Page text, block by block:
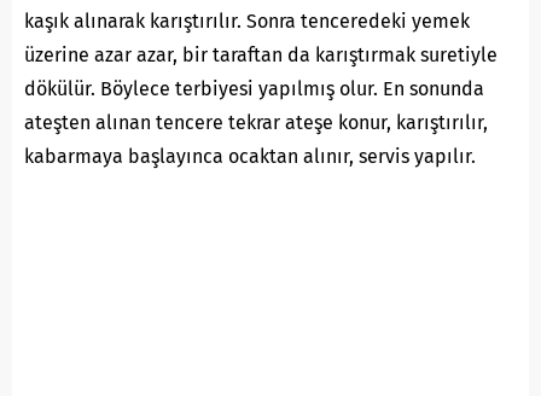
kaşık alınarak karıştırılır. Sonra tenceredeki yemek
üzerine azar azar, bir taraftan da karıştırmak suretiyle
dökülür. Böylece terbiyesi yapılmış olur. En sonunda
ateşten alınan tencere tekrar ateşe konur, karıştırılır,
kabarmaya başlayınca ocaktan alınır, servis yapılır.